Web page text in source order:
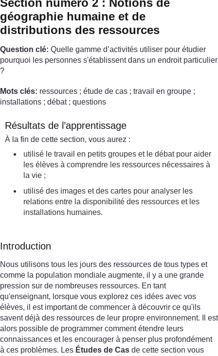
Section numéro 2 : Notions de
géographie humaine et de
distributions des ressources
Question clé: Quelle gamme d’activités utiliser pour étudier
pourquoi les personnes s'établissent dans un endroit particulier
?
Mots clés: ressources ; étude de cas ; travail en groupe ;
installations ; débat ; questions
Résultats de l’apprentissage
À la fin de cette section, vous aurez :
utilisé le travail en petits groupes et le débat pour aider
les élèves à comprendre les ressources nécessaires à
la vie ;
utilisé des images et des cartes pour analyser les
relations entre la disponibilité des ressources et les
installations humaines.
Introduction
Nous utilisons tous les jours des ressources de tous types et
comme la population mondiale augmente, il y a une grande
pression sur de nombreuses ressources. En tant
qu'enseignant, lorsque vous explorez ces idées avec vos
élèves, il est important de commencer à découvrir ce qu'ils
savent déjà des ressources de leur propre environnement. Il est
alors possible de programmer comment étendre leurs
connaissances et les encourager à penser plus profondément
à ces problèmes. Les Études de Cas de cette section vous